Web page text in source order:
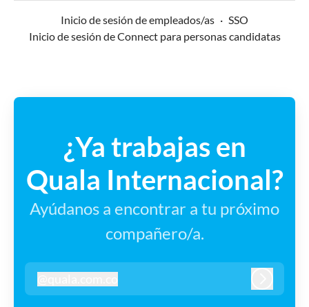
Inicio de sesión de empleados/as · SSO
Inicio de sesión de Connect para personas candidatas
¿Ya trabajas en
Quala Internacional?
Ayúdanos a encontrar a tu próximo
compañero/a.
quala.com.co